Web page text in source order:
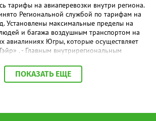
тарифы на авиаперевозки внутри региона.
Региональной службой по тарифам на
Установлены максимальные пределы на
людей и багажа воздушным транспортом на
авиалиниях Югры, которые осуществляет
. - Главным внутрирегиональным
, но и вертолетные перелеты. Это
ПОКАЗАТЬ ЕЩЕ